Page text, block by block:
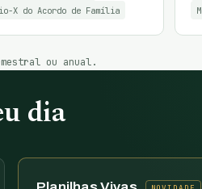
X do Acordo de Família
ou anual.
dia